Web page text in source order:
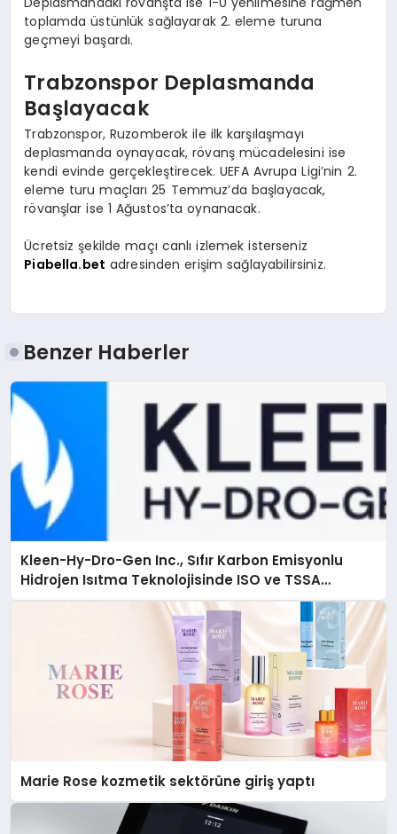
toplamda üstünlük sağlayarak 2. eleme turuna
geçmeyi başardı.
Trabzonspor Deplasmanda
Başlayacak
Trabzonspor, Ruzomberok ile ilk karşılaşmayı
deplasmanda oynayacak, rövanş mücadelesini ise
kendi evinde gerçekleştirecek. UEFA Avrupa Ligi’nin 2.
eleme turu maçları 25 Temmuz’da başlayacak,
rövanşlar ise 1 Ağustos’ta oynanacak.
Ücretsiz şekilde maçı canlı izlemek isterseniz
Piabella.bet adresinden erişim sağlayabilirsiniz.
Benzer Haberler
Kleen-Hy-Dro-Gen Inc., Sıfır Karbon Emisyonlu
Hidrojen Isıtma Teknolojisinde ISO ve TSSA
Düzenleyici Onaylarını Aldı
Marie Rose kozmetik sektörüne giriş yaptı